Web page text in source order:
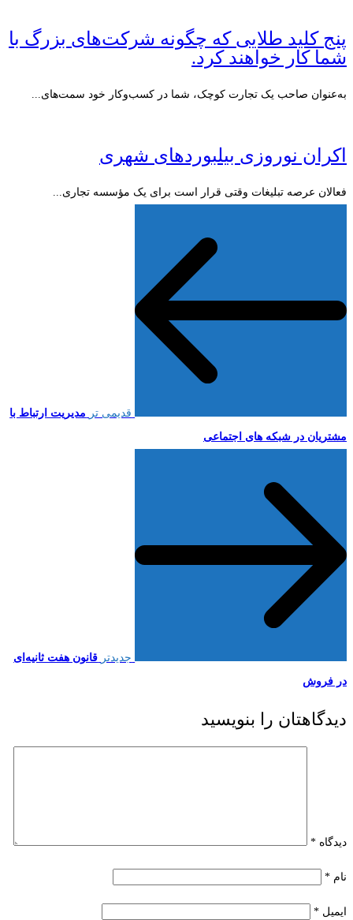
پنج کلید طلایی که چگونه شرکت‌های بزرگ با
شما کار خواهند کرد.
به‌عنوان صاحب یک تجارت کوچک، شما در کسب‌وکار خود سمت‌های...
اکران نوروزی بیلبوردهای شهری
فعالان عرصه تبلیغات وقتی قرار است برای یک مؤسسه تجاری...
قدیمی تر مدیریت ارتباط با
مشتریان در شبکه های اجتماعی
جدیدتر قانون هفت ثانیه‌ای
در فروش
دیدگاهتان را بنویسید
دیدگاه *
نام *
ایمیل *